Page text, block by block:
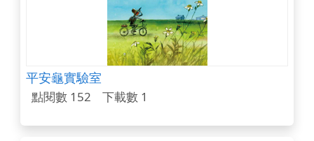
平安龜實驗室
點閱數 152 下載數 1